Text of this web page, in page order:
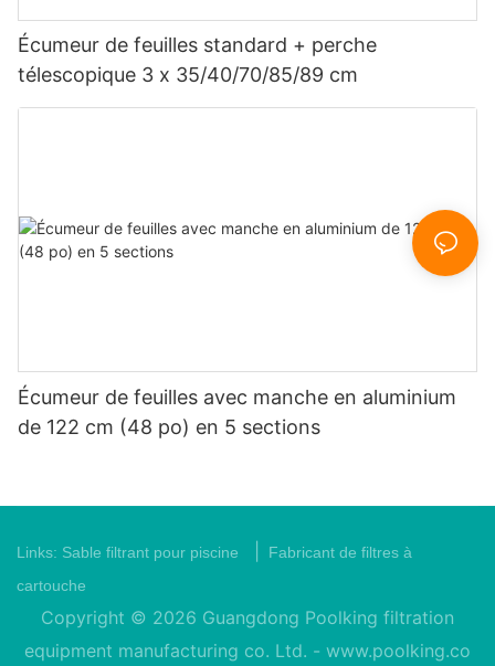
Écumeur de feuilles standard + perche
télescopique 3 x 35/40/70/85/89 cm
Écumeur de feuilles avec manche en aluminium
de 122 cm (48 po) en 5 sections
Links: Sable filtrant pour piscine
Fabricant de filtres à
cartouche
Copyright © 2026 Guangdong Poolking filtration
equipment manufacturing co. Ltd. - www.poolking.co